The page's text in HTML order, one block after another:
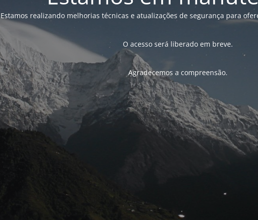
Estamos realizando melhorias técnicas e atualizações de segurança para
O acesso será liberado em breve.
Agradecemos a compreensão.